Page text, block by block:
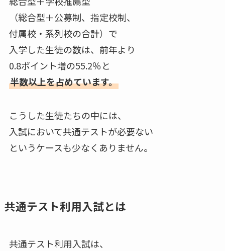
（総合型＋公募制、指定校制、
付属校・系列校の合計）で
入学した生徒の数は、前年より
0.8ポイント増の55.2％と
半数以上を占めています。
こうした生徒たちの中には、
入試において共通テストが必要ない
というケースも少なくありません。
共通テスト利用入試とは
共通テスト利用入試は、